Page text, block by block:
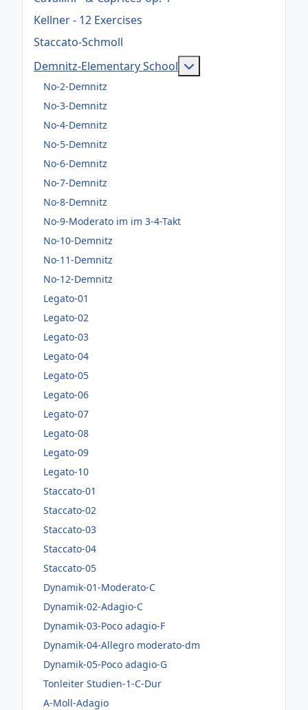
Kellner - 12 Exercises
Staccato-Schmoll
Demnitz-Elementary School
No-2-Demnitz
No-3-Demnitz
No-4-Demnitz
No-5-Demnitz
No-6-Demnitz
No-7-Demnitz
No-8-Demnitz
No-9-Moderato im im 3-4-Takt
No-10-Demnitz
No-11-Demnitz
No-12-Demnitz
Legato-01
Legato-02
Legato-03
Legato-04
Legato-05
Legato-06
Legato-07
Legato-08
Legato-09
Legato-10
Staccato-01
Staccato-02
Staccato-03
Staccato-04
Staccato-05
Dynamik-01-Moderato-C
Dynamik-02-Adagio-C
Dynamik-03-Poco adagio-F
Dynamik-04-Allegro moderato-dm
Dynamik-05-Poco adagio-G
Tonleiter Studien-1-C-Dur
A-Moll-Adagio